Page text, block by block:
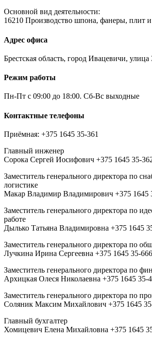
Основной вид деятельности:
16210 Производство шпона, фанеры, плит и
Адрес офиса
Брестская область, город Ивацевичи, улица
Режим работы
Пн-Пт с 09:00 до 18:00. Сб-Вс выходные
Контактные телефоны
Приёмная: +375 1645 35-361
Главный инженер
Сорока Сергей Иосифович +375 1645 35-
Заместитель генерального директора по
логистике
Макар Владимир Владимирович +375 1645
Заместитель генерального директора по
работе
Дылько Татьяна Владимировна +375 1645
Заместитель генерального директора по
Лучкина Ирина Сергеевна +375 1645 35-666
Заместитель генерального директора по
Архицкая Олеся Николаевна +375 1645 35-
Заместитель генерального директора по
Соляник Максим Михайлович +375 1645
Главный бухгалтер
Хомицевич Елена Михайловна +375 1645